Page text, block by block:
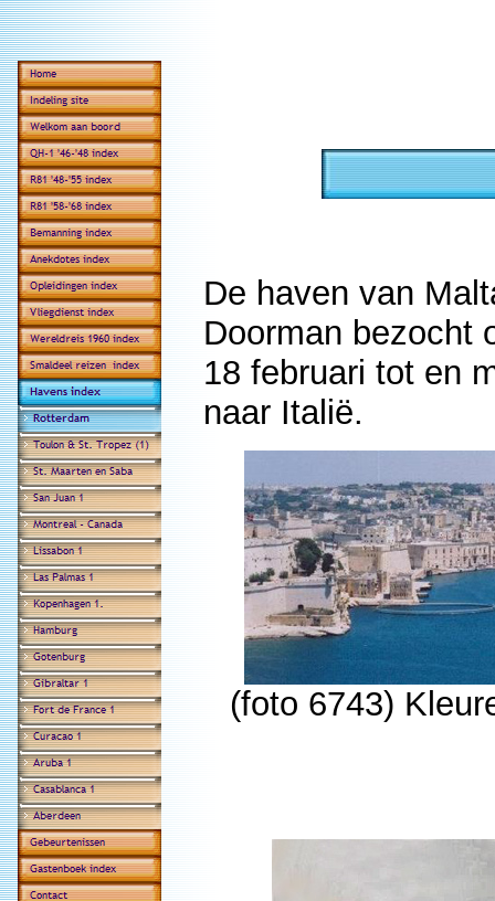
De haven van
Doorman bezocht
18 februari tot en
naar Italië.
(foto 6743)